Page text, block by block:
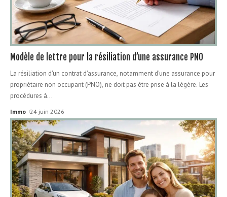
Modèle de lettre pour la résiliation d’une assurance PNO
La résiliation d'un contrat d'assurance, notamment d'une assurance pour
propriétaire non occupant (PNO), ne doit pas être prise à la légère. Les
procédures à…
Immo 24 juin 2026